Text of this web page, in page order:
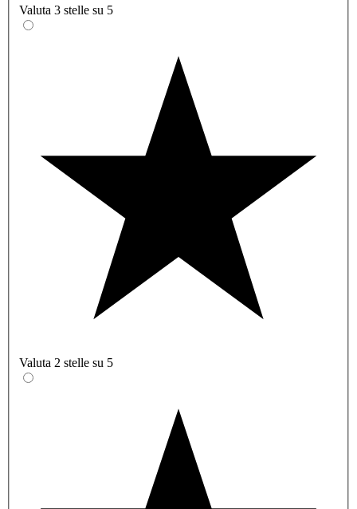
Valuta 3 stelle su 5
Valuta 2 stelle su 5